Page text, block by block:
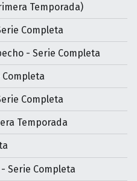
Temporada)
Completa
- Serie Completa
Completa
Temporada
Serie Completa